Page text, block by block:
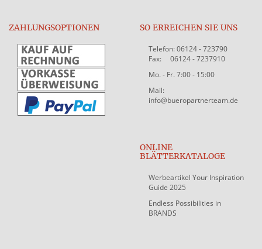
ZAHLUNGSOPTIONEN SO ERREICHEN SIE UNS
Telefon: 06124 - 723790
Fax: 06124 - 7237910
Mo. - Fr. 7:00 - 15:00
Mail:
info@bueropartnerteam.de
ONLINE
BLÄTTERKATALOGE
Werbeartikel Your Inspiration
Guide 2025
Endless Possibilities in
BRANDS